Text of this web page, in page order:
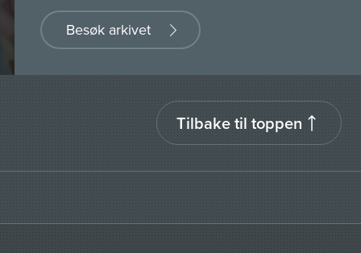
Besøk arkivet
Tilbake til toppen